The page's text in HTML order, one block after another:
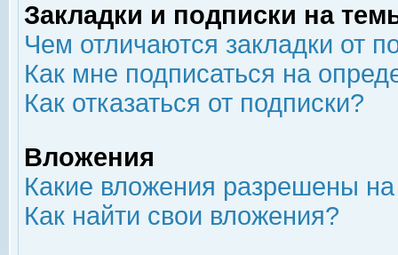
Закладки и подписки на
Чем отличаются закладки от
Как мне подписаться на
Как отказаться от подписки?
Вложения
Какие вложения разрешены
Как найти свои вложения?